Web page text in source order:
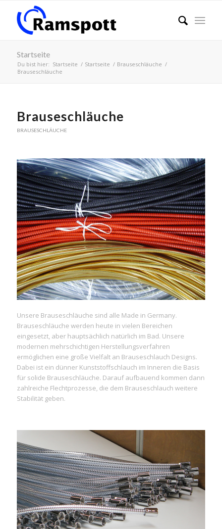
Startseite
Du bist hier: Startseite / Startseite / Brauseschläuche /
Brauseschläuche
Brauseschläuche
BRAUSESCHLÄUCHE
Unsere Brauseschläuche sind alle Made in Germany.
Brauseschläuche werden heute in vielen Bereichen
eingesetzt, aber hauptsächlich natürlich im Bad. Unsere
modernen mehrschichtigen Herstellungsverfahren
ermöglichen eine große Vielfalt an Brauseschlauch Designs.
Dabei ist ein dünner Kunststoffschlauch im Inneren die Basis
für solide Brauseschläuche. Darauf aufbauend kommen dann
zahlreiche Flechtprozesse, die dem Brauseschlauch weitere
Stabilität geben.